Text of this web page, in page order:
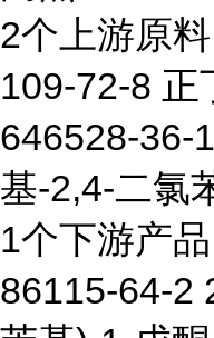
2个上游原料
109-72-8 正
646528-36-
基-2,4-二氯
1个下游产品
86115-64-2